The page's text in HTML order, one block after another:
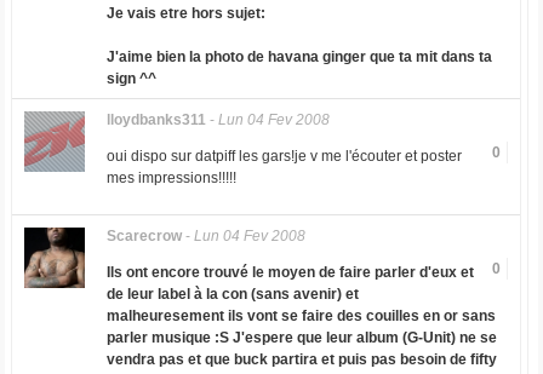
Je vais etre hors sujet:
J'aime bien la photo de havana gingerque ta mit dans ta
sign ^^
lloydbanks311- Lun 04 Fev 2008
0
oui dispo sur datpiff les gars!je v me l'écouter et poster
mes impressions!!!!!
Scarecrow- Lun 04 Fev 2008
0
Ils ont encore trouvé le moyen de faire parler d'eux et
de leur label à la con (sans avenir) et
malheuresement ils vont se faire des couilles en or sans
parler musique :S J'espere que leur album (G-Unit)ne se
vendra pas et que buck partira et puis pas besoin de fifty